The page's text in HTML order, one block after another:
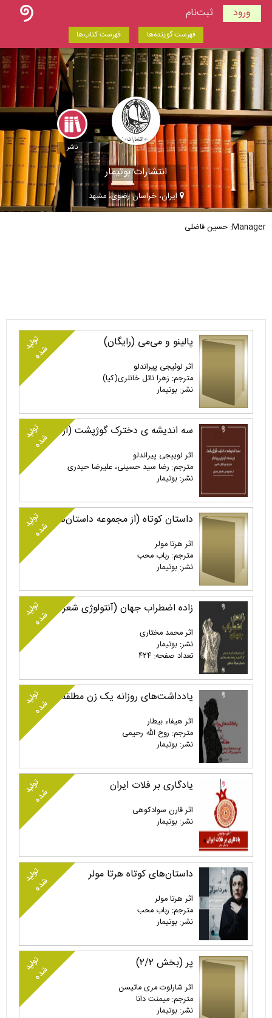
ورود ثبت‌نام
فهرست گوینده‌ها فهرست کتاب‌ها
ناشر
انتشارات بوتیمار
ایران، خراسان رضوی، مشهد
Manager: حسین فاضلی
پالینو و می‌می (رایگان)
اثر لوئیجی پیراندلو
مترجم: زهرا ناتل خانلری(کیا)
نشر: بوتیمار
تولید
شده
سه اندیشه ی دخترک گوژپشت (از مجموعه شوخی)
اثر لوییجی پیراندلو
مترجم: رضا سید حسینی، علیرضا حیدری
نشر: بوتیمار
تولید
شده
داستان کوتاه (از مجموعه داستان‌های کوتاه هرتا مولر)
اثر هرتا مولر
مترجم: رباب محب
نشر: بوتیمار
تولید
شده
زاده اضطراب جهان (آنتولوژی شعر اجتماعی شاعران اروپایی)
اثر محمد مختاری
نشر: بوتیمار
تعداد صفحه: ۴۲۴
تولید
شده
یادداشت‌های روزانه یک زن مطلقه
اثر هیفاء بیطار
مترجم: روح الله رحیمی
نشر: بوتیمار
تولید
شده
یادگاری بر فلات ایران
اثر قارن سوادکوهی
نشر: بوتیمار
تولید
شده
داستان‌های کوتاه هرتا مولر
اثر هرتا مولر
مترجم: رباب محب
نشر: بوتیمار
تولید
شده
پر (بخش ۲/۲)
اثر شارلوت مری ماتیسن
مترجم: میمنت دانا
نشر: بوتیمار
تولید
شده